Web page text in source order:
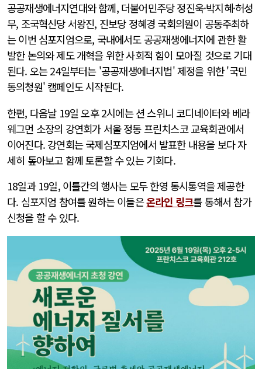
공공재생에너지연대와 함께, 더불어민주당 정진욱·박지혜·허성
무, 조국혁신당 서왕진, 진보당 정혜경 국회의원이 공동주최하
는 이번 심포지엄으로, 국내에서도 공공재생에너지에 관한 활
발한 논의와 제도 개혁을 위한 사회적 힘이 모아질 것으로 기대
된다. 오는 24일부터는 '공공재생에너지법' 제정을 위한 '국민
동의청원' 캠페인도 시작된다.
한편, 다음날 19일 오후 2시에는 션 스위니 코디네이터와 베라
웨그먼 소장의 강연회가 서울 정동 프린치스코 교육회관에서
이어진다. 강연회는 국제심포지엄에서 발표한 내용을 보다 자
세히 톺아보고 함께 토론할 수 있는 기회다.
18일과 19일, 이틀간의 행사는 모두 한영 동시통역을 제공한
다. 심포지엄 참여를 원하는 이들은온라인 링크를 통해서 참가
신청을 할 수 있다.